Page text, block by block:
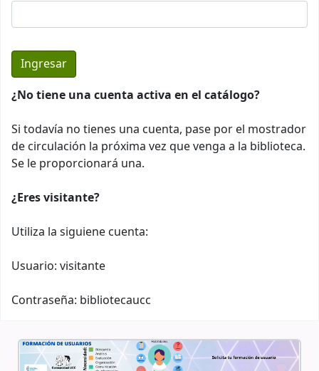
¿No tiene una cuenta activa en el catálogo?
Si todavía no tienes una cuenta, pase por el mostrador
de circulación la próxima vez que venga a la biblioteca.
Se le proporcionará una.
¿Eres visitante?
Utiliza la siguiene cuenta:
Usuario: visitante
Contraseña: bibliotecaucc